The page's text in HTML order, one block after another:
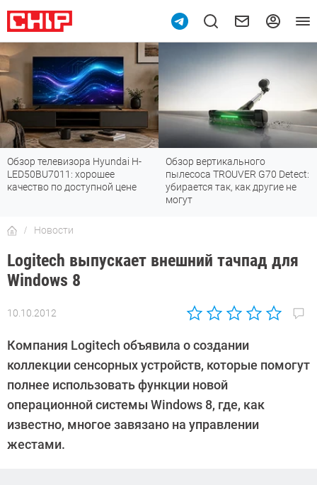
Обзор телевизора Hyundai H-
LED50BU7011: хорошее
качество по доступной цене
Обзор вертикального
пылесоса TROUVER G70 Detect:
убирается так, как другие не
могут
Новости
Logitech выпускает внешний тачпад для
Windows 8
10.10.2012
Автор:
Компания Logitech объявила о создании
коллекции сенсорных устройств, которые помогут
полнее использовать функции новой
операционной системы Windows 8, где, как
известно, многое завязано на управлении
жестами.